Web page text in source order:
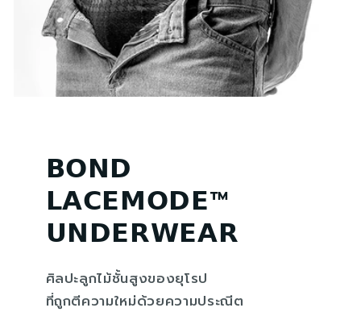
𝗕𝗢𝗡𝗗
𝗟𝗔𝗖𝗘𝗠𝗢𝗗𝗘™
𝗨𝗡𝗗𝗘𝗥𝗪𝗘𝗔𝗥
ศิลปะลูกไม้ชั้นสูงของยุโรป
ที่ถูกตีความใหม่ด้วยความประณีต